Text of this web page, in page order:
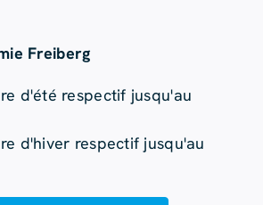
Freiberg
d'été respectif jusqu'au
d'hiver respectif jusqu'au